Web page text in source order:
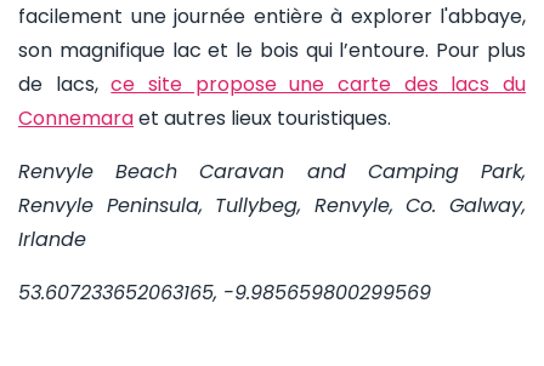
facilement une journée entière à explorer l'abbaye,
son magnifique lac et le bois qui l’entoure. Pour plus
de lacs,ce site propose unecarte des lacs du
Connemaraet autres lieux touristiques.
Renvyle Beach Caravan and Camping Park,
Renvyle Peninsula, Tullybeg, Renvyle, Co. Galway,
Irlande
53.607233652063165, -9.985659800299569